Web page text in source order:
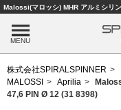
Malossi(マロッシ) MHR アルミシリ
MENU
株式会社SPIRALSPINNER
MALOSSI
Aprilia
47,6 PIN Ø 12 (31 8398)